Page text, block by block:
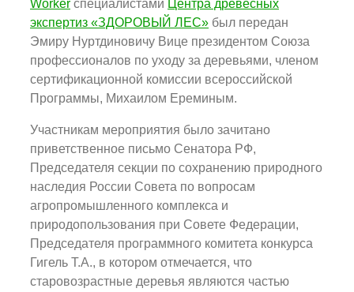
Worker специалистами Центра древесных
экспертиз «ЗДОРОВЫЙ ЛЕС» был передан
Эмиру Нуртдиновичу Вице президентом Союза
профессионалов по уходу за деревьями, членом
сертификационной комиссии всероссийской
Программы, Михаилом Ереминым.
Участникам мероприятия было зачитано
приветственное письмо Сенатора РФ,
Председателя секции по сохранению природного
наследия России Совета по вопросам
агропромышленного комплекса и
природопользования при Совете Федерации,
Председателя программного комитета конкурса
Гигель Т.А., в котором отмечается, что
старовозрастные деревья являются частью